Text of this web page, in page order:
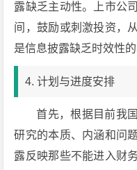
露缺乏主动性。上市公
间，鼓励或刺激投资，
是信息披露缺乏时效性的
4. 计划与进度安排
首先，根据目前我
研究的本质、内涵和问
露反映那些不能进入财